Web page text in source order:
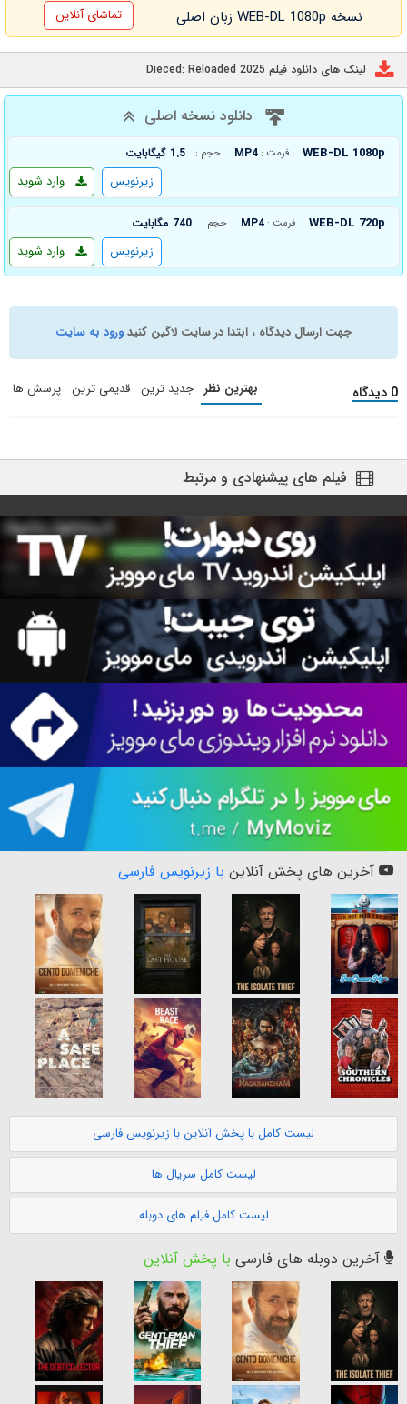
نسخه WEB-DL 1080p زبان اصلی تماشای آنلاین
لینک های دانلود فیلم Dieced: Reloaded 2025
دانلود نسخه اصلی
WEB-DL 1080p فرمت : MP4 حجم : 1.5 گیگابایت
وارد شوید زیرنویس
WEB-DL 720p فرمت : MP4 حجم : 740 مگابایت
وارد شوید زیرنویس
جهت ارسال دیدگاه ، ابتدا در سایت لاگین کنیدورود به سایت
0 دیدگاه بهترین نظر جدید ترین قدیمی ترین پرسش ها
فیلم های پیشنهادی و مرتبط
آخرین های پخش آنلاین با زیرنویس فارسی
لیست کامل با پخش آنلاین با زیرنویس فارسی
لیست کامل سریال ها
لیست کامل فیلم های دوبله
آخرین دوبله های فارسی با پخش آنلاین